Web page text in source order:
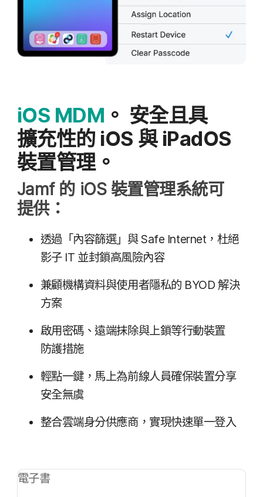
iOS MDM 。 安全且​具​
擴充性​的 iOS 與iPadOS
裝置​管理。
Jamf 的iOS 裝置​管理​系統​可​
提供：
透過​「內容​篩選」​與Safe Internet ，​杜絕​
影子IT 並​封鎖​高風險​內容
兼顧​機構​資料​與​使用​者​隱私​的 BYOD解決​
方案
啟用​密碼、​遠端​抹除​與​上鎖​等​行動​裝置​
防護​措施
輕點​一鍵，​馬上​為​前線​人員​確​保​裝置​分享​
安全​無虞
整合​雲端​身​分​供​應商，​實現​快速​單一​登入
電子書